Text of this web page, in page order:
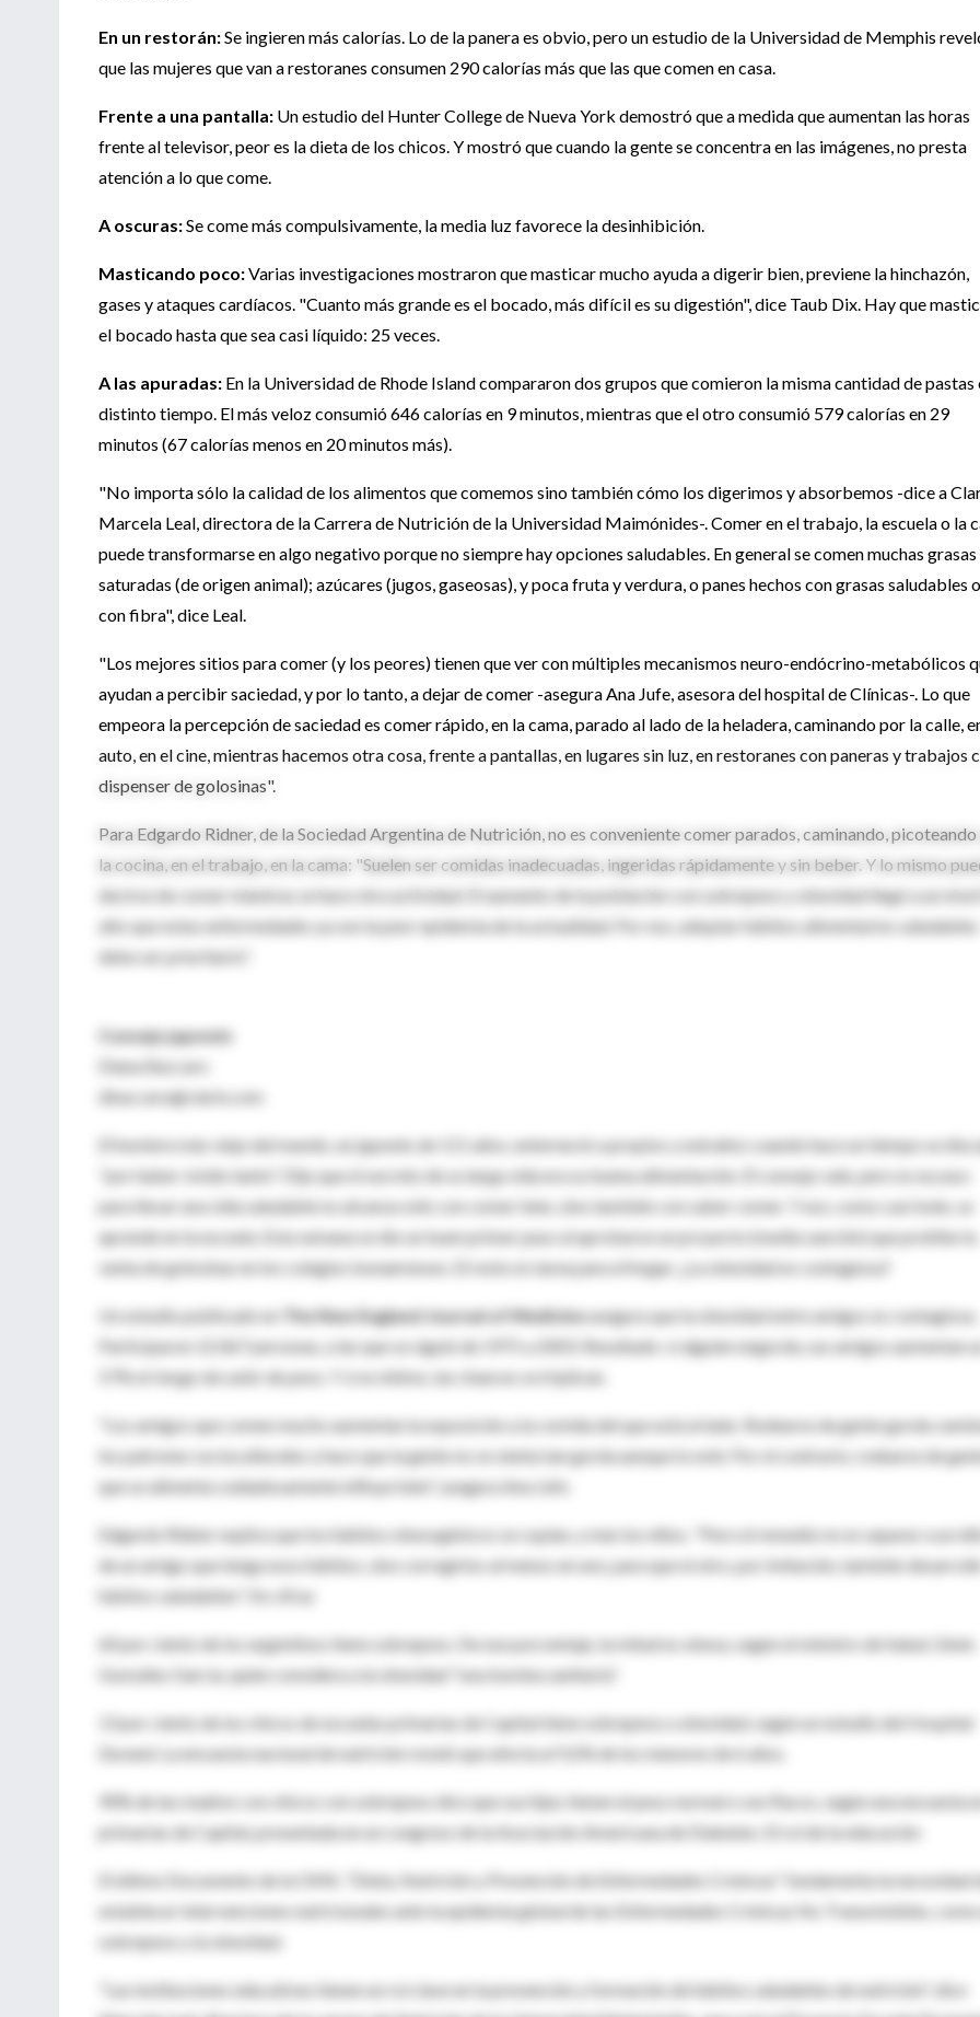
En un restorán:Se ingieren más calorías. Lo de la panera es obvio, pero un estudio de la Universidad de Memphis
que las mujeres que van a restoranes consumen 290 calorías más que las que comen en casa.
Frente a una pantalla: Un estudio del Hunter College de Nueva York demostró que a medida que aumentan las horas
frente al televisor, peor es la dieta de los chicos. Y mostró que cuando la gente se concentra en las imágenes, no presta
atención a lo que come.
A oscuras:Se come más compulsivamente, la media luz favorece la desinhibición.
Masticando poco:Varias investigaciones mostraron que masticar mucho ayuda a digerir bien, previene la hinchazón,
gases y ataques cardíacos. "Cuanto más grande es el bocado, más difícil es su digestión", dice Taub Dix. Hay que
el bocado hasta que sea casi líquido: 25 veces.
A las apuradas: En la Universidad de Rhode Island compararon dos grupos que comieron la misma cantidad de pastas
distinto tiempo. El más veloz consumió 646 calorías en 9 minutos, mientras que el otro consumió 579 calorías en 29
minutos (67 calorías menos en 20 minutos más).
"No importa sólo la calidad de los alimentos que comemos sino también cómo los digerimos y absorbemos -dice a
Marcela Leal, directora de la Carrera de Nutrición de la Universidad Maimónides-. Comer en el trabajo, la escuela o la
puede transformarse en algo negativo porque no siempre hay opciones saludables. En general se comen muchas grasas
saturadas (de origen animal); azúcares (jugos, gaseosas), y poca fruta y verdura, o panes hechos con grasas saludables o
con fibra", dice Leal.
"Los mejores sitios para comer (y los peores) tienen que ver con múltiples mecanismos neuro-endócrino-metabólicos
ayudan a percibir saciedad, y por lo tanto, a dejar de comer -asegura Ana Jufe, asesora del hospital de Clínicas-. Lo que
empeora la percepción de saciedad es comer rápido, en la cama, parado al lado de la heladera, caminando por la calle,
auto, en el cine, mientras hacemos otra cosa, frente a pantallas, en lugares sin luz, en restoranes con paneras y trabajos
dispenser de golosinas".
Para Edgardo Ridner, de la Sociedad Argentina de Nutrición, no es conveniente comer parados, caminando, picoteando
la cocina, en el trabajo, en la cama: "Suelen ser comidas inadecuadas, ingeridas rápidamente y sin beber. Y lo mismo
decirse de comer mientras se hace otra actividad. El aumento de la población con sobrepeso y obesidad llegó a un nivel
alto que estas enfermedades ya son la peor epidemia de la actualidad. Por eso, adoptar hábitos alimentarios saludables
debe ser prioritario".
Consejo japonés
Diana Baccaro
dbaccaro@clarin.com
El hombre más viejo del mundo, un japonés de 111 años, enterneció a propios y extraños cuando hace un tiempo se
"por haber vivido tanto". Dijo que el secreto de su larga vida era su buena alimentación. El consejo vale, pero es escaso:
para llevar una vida saludable no alcanza sólo con comer bien, sino también con saber comer. Y eso, como casi todo, se
aprende en la escuela. Esta semana se dio un buen primer paso al aprobarse un proyecto (media sanción) que prohíbe la
venta de golosinas en los colegios bonaerenses. El resto es tarea para el hogar. ¿La obesidad es contagiosa?
Un estudio publicado en The New England Journal of Medicineasegura que la obesidad entre amigos es contagiosa.
Participaron 12.067 personas, a las que se siguió de 1971 a 2003. Resultado: si alguien engorda, sus amigos aumentan
57% el riesgo de subir de peso. Y si es íntimo, las chances se triplican.
"Los amigos que comen mucho aumentan la exposición a la comida del que está al lado. Rodearse de gente gorda
los patrones socioculturales y hace que la gente no se sienta tan gorda aunque lo esté. Por el contrario, rodearse de
que se alimenta cuidadosamente influye bien", asegura Ana Jufe.
Edgardo Ridner explica que los hábitos obesogénicos se copian, y más los niños. "Pero el remedio no es separar a un
de un amigo que tenga esos hábitos, sino corregirlos al menos en uno, para que el otro, por imitación, también desarrolle
hábitos saludables". En cifras
60 por ciento de los argentinos tiene sobrepeso. De ese porcentaje, la mitad es obesa, según el ministro de Salud, Ginés
González García, quien considera a la obesidad "una bomba sanitaria".
13 por ciento de los chicos de escuelas primarias de Capital tiene sobrepeso u obesidad, según un estudio del Hospital
Durand. La encuesta nacional de nutrición reveló que afecta al 9,2% de los menores de 6 años.
90% de las madres con chicos con sobrepeso dice que sus hijos tienen el peso normal o son flacos, según una encuesta
primarias de Capital, presentada en un congreso de la Asociación Americana de Diabetes. El rol de la educación
El último Documento de la OMS, "Dieta, Nutrición y Prevención de Enfermedades Crónicas" fundamenta la necesidad
establecer intervenciones nutricionales ante la epidemia global de las Enfermedades Crónicas No Transmisibles, como
sobrepeso y la obesidad.
"Las instituciones educativas tienen un rol clave en la prevención y formación de hábitos saludables de nutrición", dice